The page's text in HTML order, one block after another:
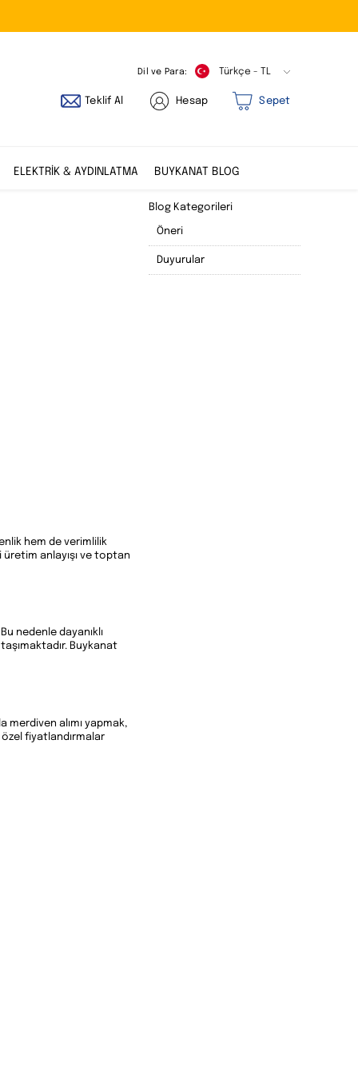
Dil ve Para: Türkçe - TL
Teklif Al Hesap Sepet
ELEKTRİK & AYDINLATMA BUYKANAT BLOG
hem de verimlilik
anlayışı ve toptan
nedenle dayanıklı
Buykanat
alımı yapmak,
fiyatlandırmalar
Blog Kategorileri
Öneri
Duyurular